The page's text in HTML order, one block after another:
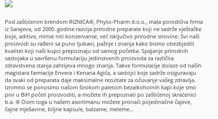
Pod zaštićenim brendom RIZNICA®, Phyto-Pharm d.o.o., mala porodična firma
iz Sarajeva, od 2000. godine razvija prirodne preparate koji ne sadrže vještačke
boje, aditive, mirise niti konzervanse, već isključivo prirodne sirovine. Svi naši
proizvodi su rađeni sa puno ljubavi, pažnje i znanja kako bismo obezbjedili
kvalitet koji naši kupci prepoznaju od samog početka. Spajanje prirodnih
sastojaka u savršenu formulaciju jedinstvenih proizvoda za različita
zdravstvena stanja zahtijeva mnogo znanja. Takve formulacije dolaze od naših
magistara farmacije Envera i Kenana Agića, a sastojci koje sadrže osiguravaju
da svaki od preparata daje maksimalne rezultate za očuvanje vašeg zdravlja.
Iznimno se ponosimo našom širokom paletom bezalkoholnih kapi koje smo
prvi u BiH počeli proizvoditi, a možete ih prepoznati po zaštićenoj skraćenici
b.a. ® Osim toga u našem asortimanu možete pronaći pojedinačne čajeve,
čajne mješavine, biljne kapsule, balzame, meleme…